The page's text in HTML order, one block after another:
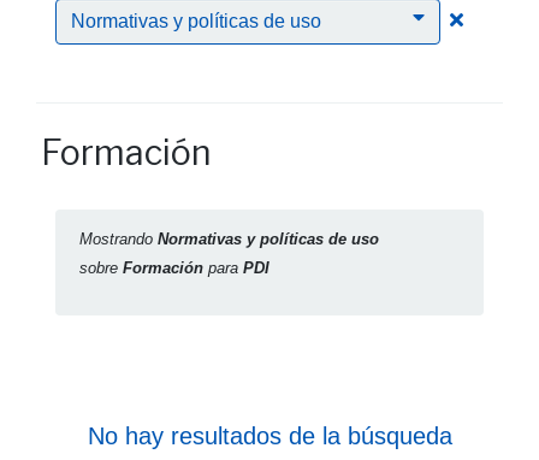
Normativas y políticas de uso Clic
Formación
Mostrando Normativas y políticas de uso
sobre Formación para PDI
No hay resultados de la búsqueda